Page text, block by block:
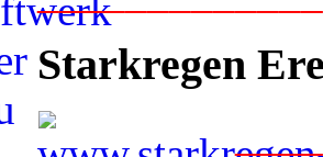
Starkregen